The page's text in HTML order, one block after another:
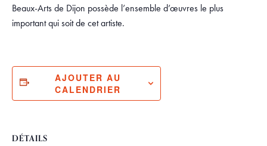
Beaux-Arts de Dijon possède l’ensemble d’œuvres le plus
important qui soit de cet artiste.
AJOUTER AU
CALENDRIER
DÉTAILS